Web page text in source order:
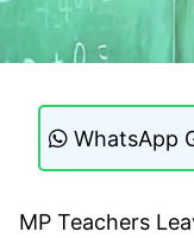
WhatsApp
MP Teachers